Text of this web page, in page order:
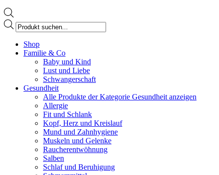
Products
search
page
opens
Shop
Familie & Co
Baby und Kind
Lust und Liebe
Schwangerschaft
Gesundheit
Alle Produkte der Kategorie Gesundheit anzeigen
Allergie
Fit und Schlank
Kopf, Herz und Kreislauf
Mund und Zahnhygiene
Muskeln und Gelenke
Raucherentwöhnung
Salben
Schlaf und Beruhigung